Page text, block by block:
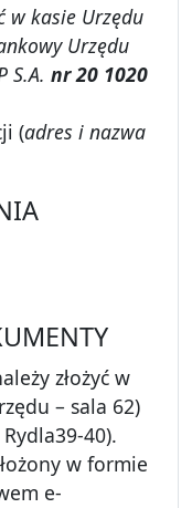
w kasie Urzędu
Urzędu
S.A. nr 20 1020
(adres i nazwa
złożyć w
– sala 62)
40).
w formie
e-